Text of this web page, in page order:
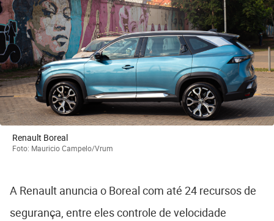
Renault Boreal
Foto: Mauricio Campelo/Vrum
A Renault anuncia o Boreal com até 24 recursos de
segurança, entre eles controle de velocidade